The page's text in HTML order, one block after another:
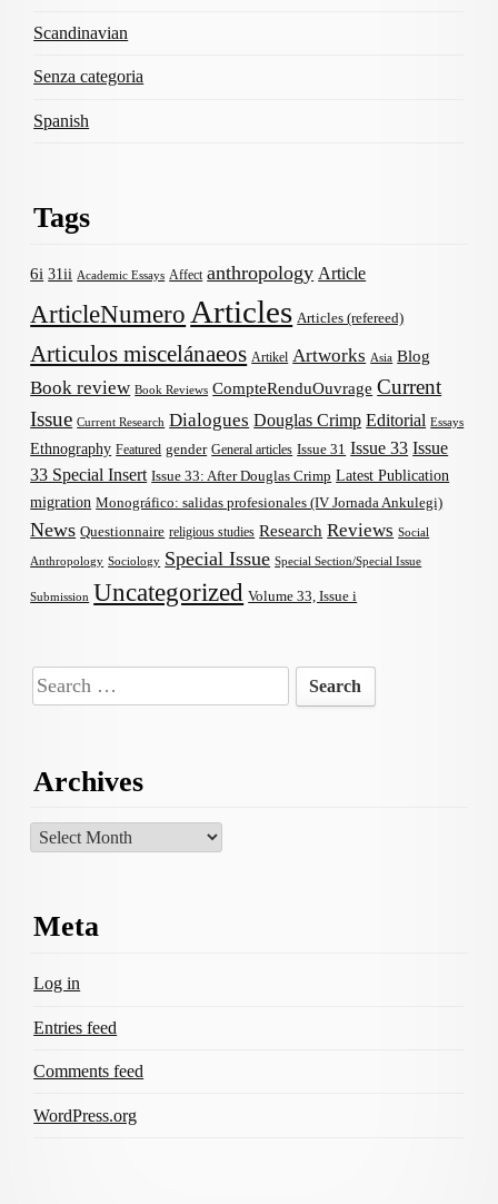
Scandinavian
Senza categoria
Spanish
Tags
6i 31ii Academic Essays Affect anthropology Article
ArticleNumero Articles Articles (refereed)
Articulos miscelánaeos Artikel Artworks Asia Blog
Book review Book Reviews CompteRenduOuvrage Current
Issue Current Research Dialogues Douglas Crimp Editorial Essays
Ethnography Featured gender General articles Issue 31 Issue 33 Issue
33 Special Insert Issue 33: After Douglas Crimp Latest Publication
migration Monográfico: salidas profesionales (IV Jornada Ankulegi)
News Questionnaire religious studies Research Reviews Social
Anthropology Sociology Special Issue Special Section/Special Issue
Submission Uncategorized Volume 33, Issue i
Search
for:
Archives
Archives
Meta
Log in
Entries feed
Comments feed
WordPress.org